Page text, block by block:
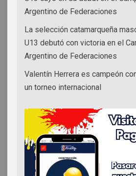
Argentino de Federaciones
La selección catamarqueña
U13 debutó con victoria en el
Argentino de Federaciones
Valentín Herrera es campeón
un torneo internacional